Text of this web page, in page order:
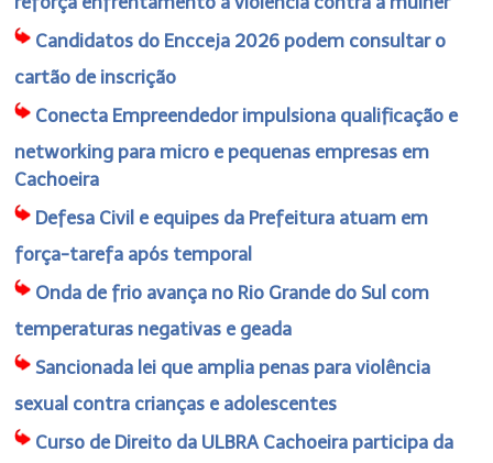
Candidatos do Encceja 2026 podem consultar o
cartão de inscrição
Conecta Empreendedor impulsiona qualificação e
networking para micro e pequenas empresas em
Cachoeira
Defesa Civil e equipes da Prefeitura atuam em
força-tarefa após temporal
Onda de frio avança no Rio Grande do Sul com
temperaturas negativas e geada
Sancionada lei que amplia penas para violência
sexual contra crianças e adolescentes
Curso de Direito da ULBRA Cachoeira participa da